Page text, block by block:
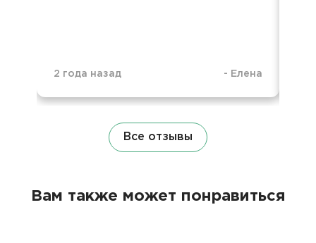
2 года назад - Елена
Все отзывы
Вам также может понравиться